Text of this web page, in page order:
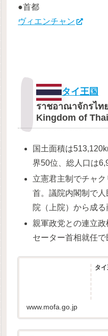
●首都
ヴィエンチャン
タイ王国
ราชอาณาจักรไท
Kingdom of
国土面積は
界50位、総人口は
立憲君主制でチャ
首。議院内閣制で
院（上院）から成る
親軍政党との連立
セーター首相就任で
タイ
www.mofa.go.jp